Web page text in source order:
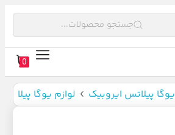
جستجو محصولات...
0
یوگا پیلاتس ایروبیک لوازم یوگا پیلاتس